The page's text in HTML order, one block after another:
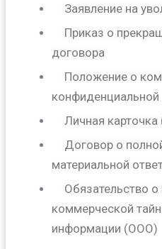
Заявление на
Приказ о
договора
Положение о
Личная
Договор о
материальной
Обязательство
коммерческой
информации (ООО)